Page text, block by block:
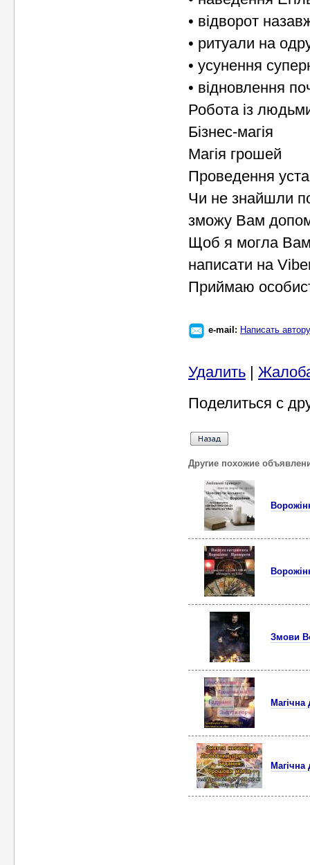
• відворот
• ритуали на
• усунення
• відновлення
Робота із людьми
Бізнес-магія
Магія грошей
Проведення
Чи не знайшли
зможу Вам
Щоб я могла Вам
написати на
Приймаю
e-mail: Написать автору
Удалить |
Поделиться с
Другие похожие
Змови